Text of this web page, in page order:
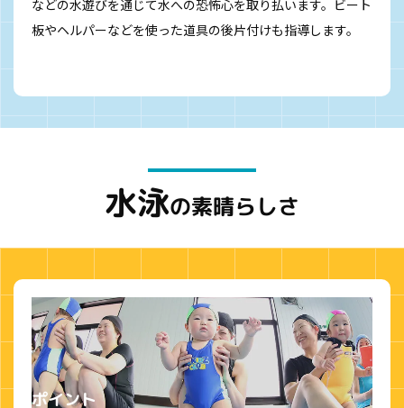
などの水遊びを通じて水への恐怖心を取り払います。ビート
板やヘルパーなどを使った道具の後片付けも指導します。
水泳の素晴らしさ